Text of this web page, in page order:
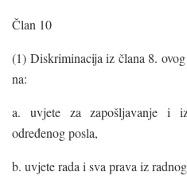
Član 10
(1) Diskriminacija iz člana 8.
na:
a. uvjete za zapošljavanje i
određenog posla,
b. uvjete rada i sva prava iz